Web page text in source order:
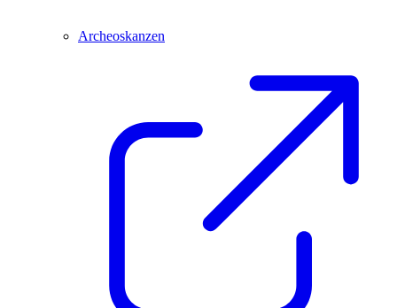
Archeoskanzen